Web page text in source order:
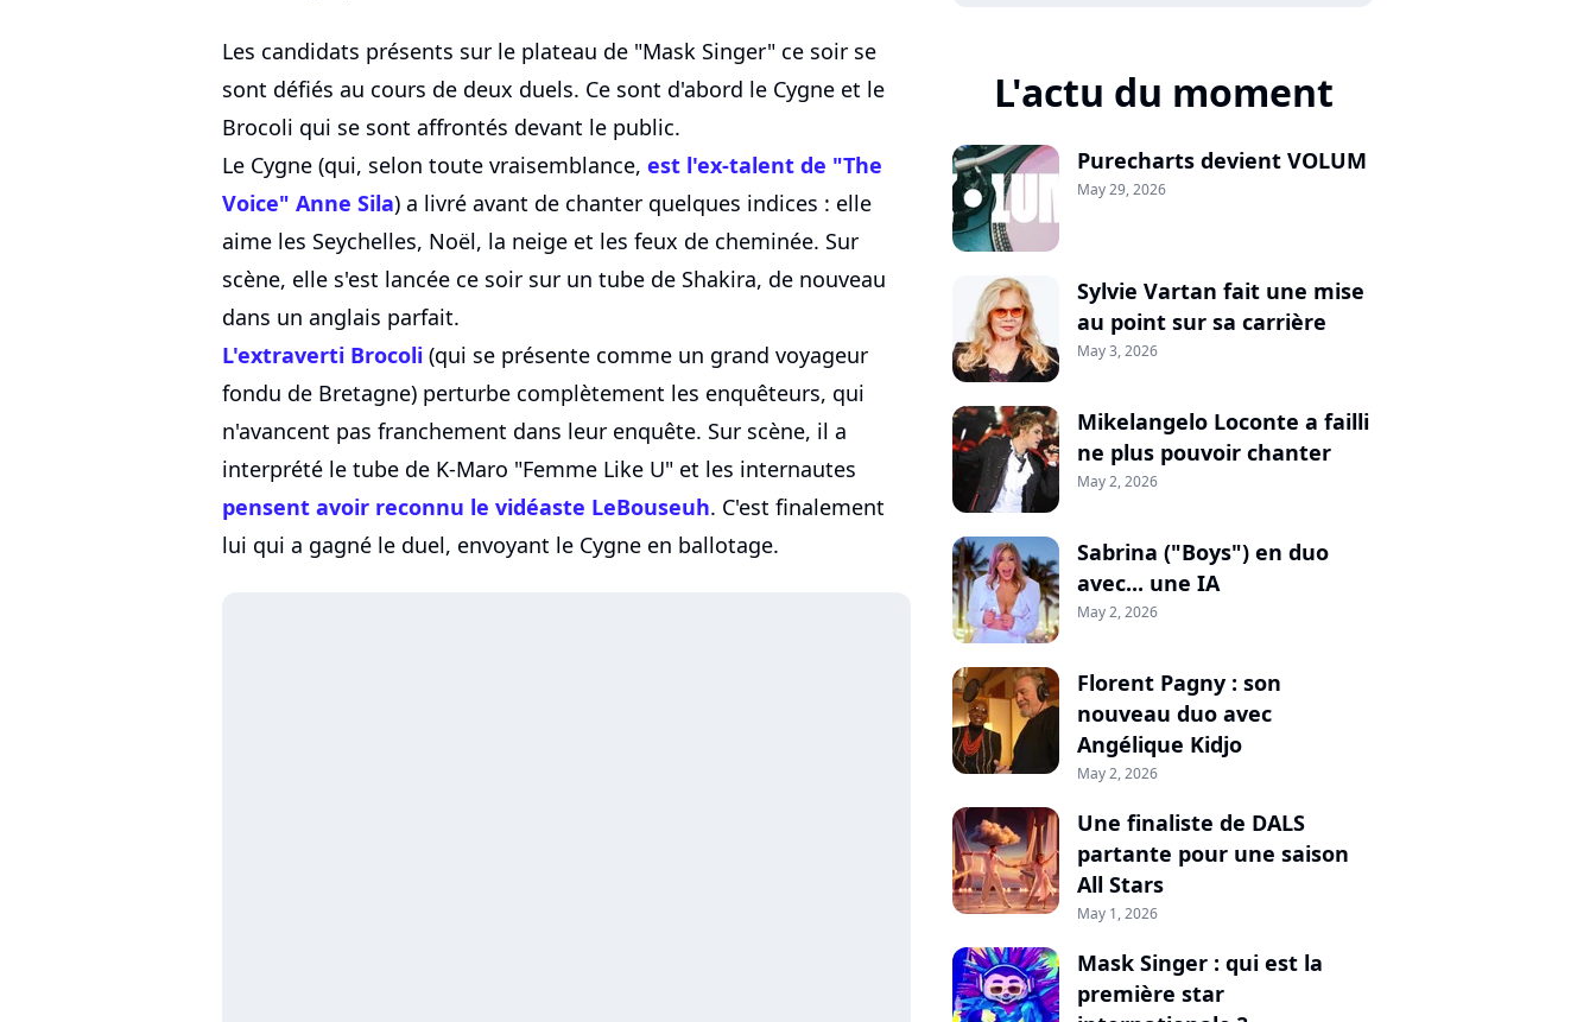
Les candidats présents sur le plateau de "Mask Singer" ce soir se
sont défiés au cours de deux duels. Ce sont d'abord le Cygne et le
Brocoli qui se sont affrontés devant le public.
Le Cygne (qui, selon toute vraisemblance, est l'ex-talent de "The
Voice" Anne Sila) a livré avant de chanter quelques indices : elle
aime les Seychelles, Noël, la neige et les feux de cheminée. Sur
scène, elle s'est lancée ce soir sur un tube de Shakira, de nouveau
dans un anglais parfait.
L'extraverti Brocoli (qui se présente comme un grand voyageur
fondu de Bretagne) perturbe complètement les enquêteurs, qui
n'avancent pas franchement dans leur enquête. Sur scène, il a
interprété le tube de K-Maro "Femme Like U" et les internautes
pensent avoir reconnu le vidéaste LeBouseuh. C'est finalement
lui qui a gagné le duel, envoyant le Cygne en ballotage.
L'actu du moment
Purecharts devient VOLUM
May 29, 2026
Sylvie Vartan fait une mise
au point sur sa carrière
May 3, 2026
Mikelangelo Loconte a failli
ne plus pouvoir chanter
May 2, 2026
Sabrina ("Boys") en duo
avec... une IA
May 2, 2026
Florent Pagny : son
nouveau duo avec
Angélique Kidjo
May 2, 2026
Une finaliste de DALS
partante pour une saison
All Stars
May 1, 2026
Mask Singer : qui est la
première star